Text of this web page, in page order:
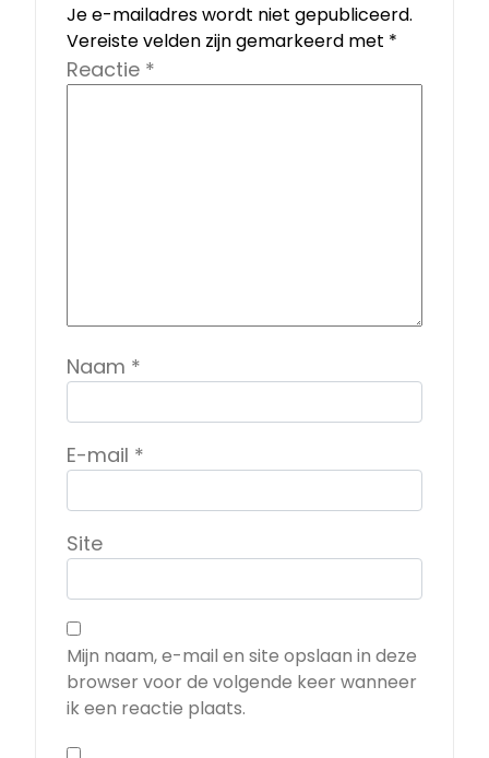
Je e-mailadres wordt niet gepubliceerd.
Vereiste velden zijn gemarkeerd met *
Reactie *
Naam *
E-mail *
Site
Mijn naam, e-mail en site opslaan in deze
browser voor de volgende keer wanneer
ik een reactie plaats.